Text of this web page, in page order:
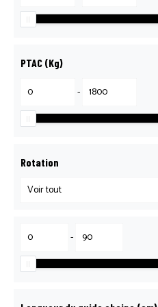
PTAC (Kg)
-
Rotation
-